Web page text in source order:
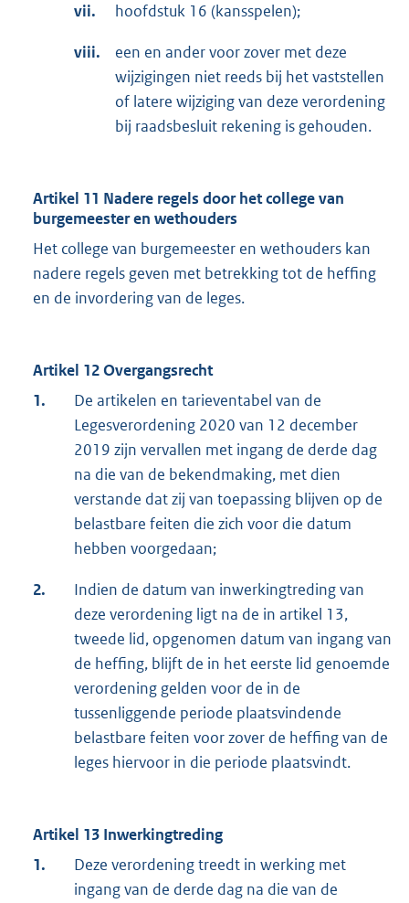
vii. hoofdstuk 16 (kansspelen);
viii.
een en ander voor zover met deze
wijzigingen niet reeds bij het vaststellen
of latere wijziging van deze verordening
bij raadsbesluit rekening is gehouden.
Artikel 11 Nadere regels door het college van
burgemeester en wethouders
Het college van burgemeester en wethouders kan
nadere regels geven met betrekking tot de heffing
en de invordering van de leges.
Artikel 12 Overgangsrecht
1.
De artikelen en tarieventabel van de
Legesverordening 2020 van 12 december
2019 zijn vervallen met ingang de derde dag
na die van de bekendmaking, met dien
verstande dat zij van toepassing blijven op de
belastbare feiten die zich voor die datum
hebben voorgedaan;
2.
Indien de datum van inwerkingtreding van
deze verordening ligt na de in artikel 13,
tweede lid, opgenomen datum van ingang van
de heffing, blijft de in het eerste lid genoemde
verordening gelden voor de in de
tussenliggende periode plaatsvindende
belastbare feiten voor zover de heffing van de
leges hiervoor in die periode plaatsvindt.
Artikel 13 Inwerkingtreding
1.
Deze verordening treedt in werking met
ingang van de derde dag na die van de